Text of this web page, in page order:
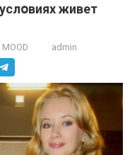
живет
MOOD admin